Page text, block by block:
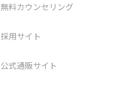
無料カウンセリング
採用サイト
公式通販サイト